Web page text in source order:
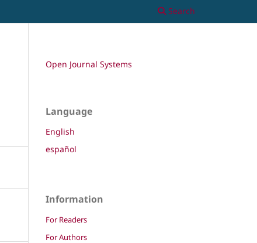
Search
Open Journal Systems
Language
English
español
Information
For Readers
For Authors